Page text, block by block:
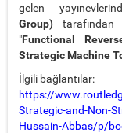
gelen
Group) tarafından
"Functional
Strategic Machine
İlgili bağlantılar:
https://
Strategic-and-Non-
Hussain-Abbas/p/